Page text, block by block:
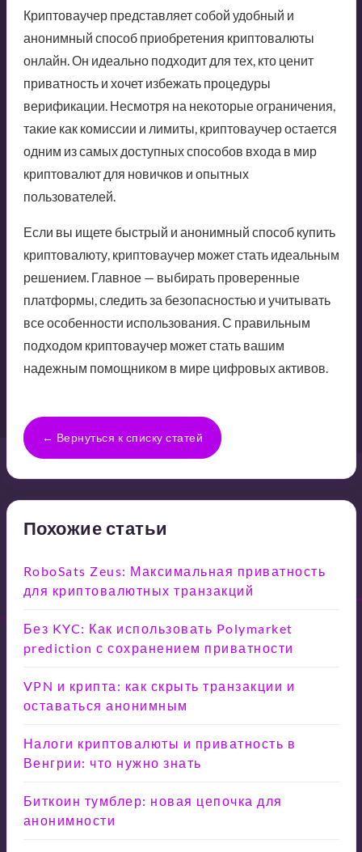
Криптоваучер представляет собой удобный и
анонимный способ приобретения криптовалюты
онлайн. Он идеально подходит для тех, кто ценит
приватность и хочет избежать процедуры
верификации. Несмотря на некоторые ограничения,
такие как комиссии и лимиты, криптоваучер остается
одним из самых доступных способов входа в мир
криптовалют для новичков и опытных
пользователей.
Если вы ищете быстрый и анонимный способ купить
криптовалюту, криптоваучер может стать идеальным
решением. Главное — выбирать проверенные
платформы, следить за безопасностью и учитывать
все особенности использования. С правильным
подходом криптоваучер может стать вашим
надежным помощником в мире цифровых активов.
← Вернуться к списку статей
Похожие статьи
RoboSats Zeus: Максимальная приватность
для криптовалютных транзакций
Без KYC: Как использовать Polymarket
prediction с сохранением приватности
VPN и крипта: как скрыть транзакции и
оставаться анонимным
Налоги криптовалюты и приватность в
Венгрии: что нужно знать
Биткоин тумблер: новая цепочка для
анонимности